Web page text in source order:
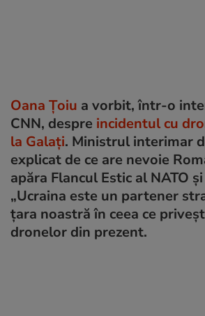
Oana Țoiu a vorbit, într-o
CNN, despre incidentul cu
la Galați. Ministrul interimar
explicat de ce are nevoie
apăra Flancul Estic al NATO
„Ucraina este un partener
țara noastră în ceea ce
dronelor din prezent.